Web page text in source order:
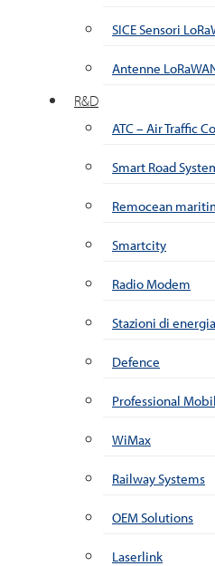
SICE Sensori
Antenne
R&D
ATC – Air Traffic
Smart Road
Remocean
Smartcity
Radio Modem
Stazioni di energia
Defence
Professional
WiMax
Railway Systems
OEM Solutions
Laserlink